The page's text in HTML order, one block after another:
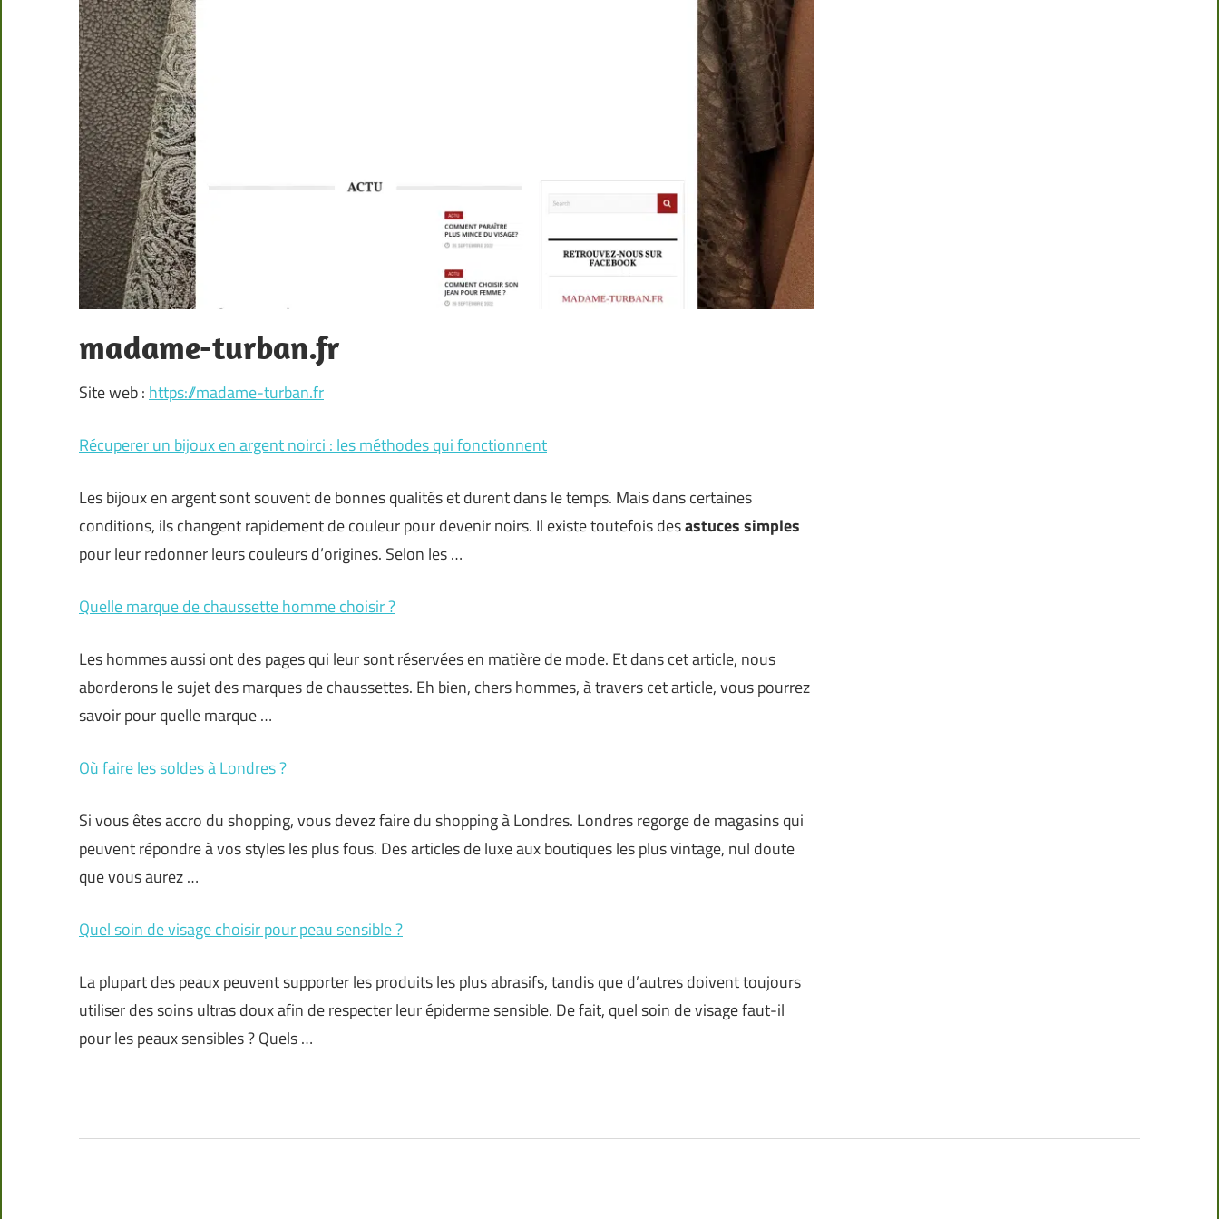
madame-turban.fr
Site web : https://madame-turban.fr
Récuperer un bijoux en argent noirci : les méthodes qui fonctionnent
Les bijoux en argent sont souvent de bonnes qualités et durent dans le temps. Mais dans certaines
conditions, ils changent rapidement de couleur pour devenir noirs. Il existe toutefois desastuces simples
pour leur redonner leurs couleurs d’origines. Selon les …
Quelle marque de chaussette homme choisir ?
Les hommes aussi ont des pages qui leur sont réservées en matière de mode. Et dans cet article, nous
aborderons le sujet des marques de chaussettes. Eh bien, chers hommes, à travers cet article, vous pourrez
savoir pour quelle marque …
Où faire les soldes à Londres ?
Si vous êtes accro du shopping, vous devez faire du shopping à Londres. Londres regorge de magasins qui
peuvent répondre à vos styles les plus fous. Des articles de luxe aux boutiques les plus vintage, nul doute
que vous aurez …
Quel soin de visage choisir pour peau sensible ?
La plupart des peaux peuvent supporter les produits les plus abrasifs, tandis que d’autres doivent toujours
utiliser des soins ultras doux afin de respecter leur épiderme sensible. De fait, quel soin de visage faut-il
pour les peaux sensibles ? Quels …